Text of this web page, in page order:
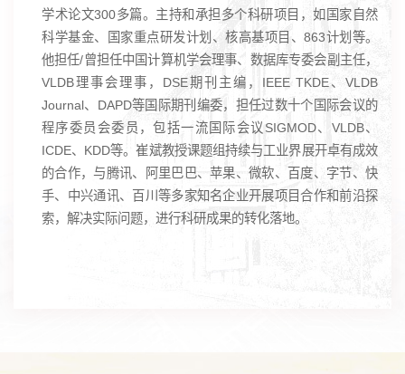
学术论文300多篇。主持和承担多个科研项目，如国家自然
科学基金、国家重点研发计划、核高基项目、863计划等。
他担任/曾担任中国计算机学会理事、数据库专委会副主任，
VLDB理事会理事，DSE期刊主编，IEEE TKDE、VLDB
Journal、DAPD等国际期刊编委，担任过数十个国际会议的
程序委员会委员，包括一流国际会议SIGMOD、VLDB、
ICDE、KDD等。崔斌教授课题组持续与工业界展开卓有成效
的合作，与腾讯、阿里巴巴、苹果、微软、百度、字节、快
手、中兴通讯、百川等多家知名企业开展项目合作和前沿探
索，解决实际问题，进行科研成果的转化落地。